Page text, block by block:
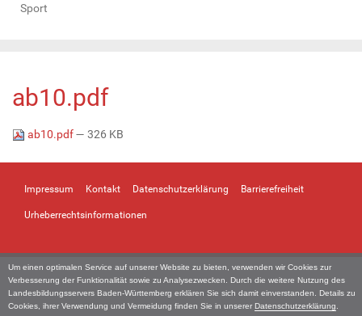
Um einen optimalen Service auf unserer Website zu bieten, verwenden wir Cookies zur
Verbesserung der Funktionalität sowie zu Analysezwecken. Durch die weitere Nutzung des
Landesbildungsservers Baden-Württemberg erklären Sie sich damit einverstanden. Details zu
Cookies, ihrer Verwendung und Vermeidung finden Sie in unserer Datenschutzerklärung
Sport
ab10.pdf
ab10.pdf— 326 KB
Impressum Kontakt Datenschutzerklärung Barrierefreiheit
Urheberrechtsinformationen